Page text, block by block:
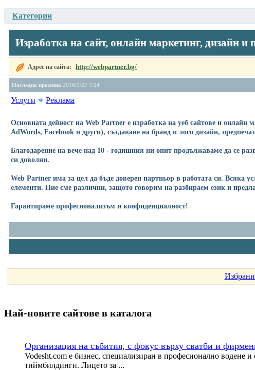
Категории
Изработка на сайт, онлайн маркетинг, дизайн и
Адрес на сайта: http://webpartner.bg/
Последна промяна 2016/1/27 7:24
Услуги Реклама
Основната дейност на Web Partner е изработка на уеб сайтове и
АdWords, Facebook и други), създаване на бранд и лого дизайн,
Благодарение на вече над 10 - годишния ни опит продължаваме да се
си доволни.
Web Partner има за цел да бъде доверен партньор в работата си. Всяка
елементи. Ние сме различни, защото говорим на разбираем език и
Гарантираме професионализъм и конфиденциалност!
Най-новите сайтoве в каталога
Организация на събития, с фокус върху сватби и
Vodesht.com е бизнес, специализиран в професионално водене
тиймбилдинги. Лицето за ...